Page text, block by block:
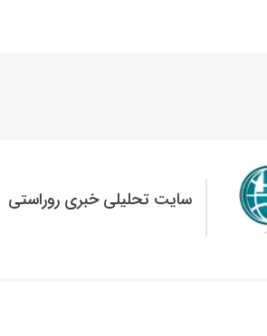
سایت تحلیلی خبری روراستی